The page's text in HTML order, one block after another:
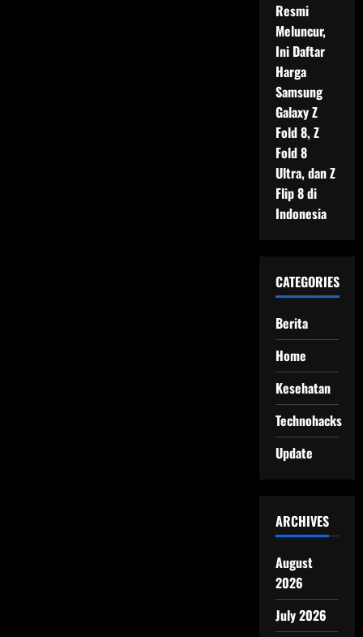
Resmi
Meluncur,
Ini Daftar
Harga
Samsung
Galaxy Z
Fold 8, Z
Fold 8
Ultra, dan Z
Flip 8 di
Indonesia
CATEGORIES
Berita
Home
Kesehatan
Technohacks
Update
ARCHIVES
August
2026
July 2026